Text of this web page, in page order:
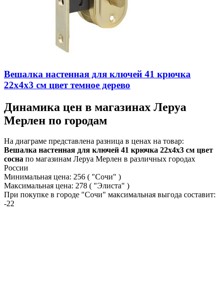
Вешалка настенная для ключей 41 крючка
22х4х3 см цвет темное дерево
Динамика цен в магазинах Леруа
Мерлен по городам
На диаграме представлена разница в ценах на товар:
Вешалка настенная для ключей 41 крючка 22х4х3 см цвет
сосна по магазинам Леруа Мерлен в различных городах
России
Минимальная цена: 256 ( "Сочи" )
Максимальная цена: 278 ( "Элиста" )
При покупке в городе "Сочи" максимальная выгода составит:
-22